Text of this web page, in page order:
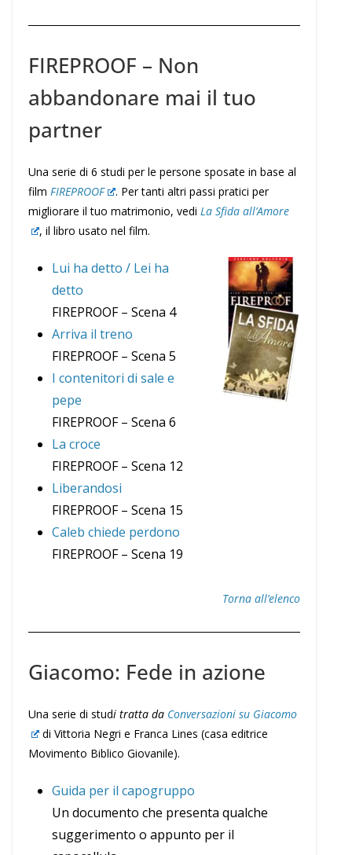
FIREPROOF – Non
abbandonare mai il tuo
partner
Una serie di 6 studi per le persone sposate in base al
film FIREPROOF
. Per tanti altri passi pratici per
migliorare il tuo matrimonio, vedi La Sfida all’Amore
, il libro usato nel film.
Lui ha detto / Lei ha
detto
FIREPROOF – Scena 4
Arriva il treno
FIREPROOF – Scena 5
I contenitori di sale e
pepe
FIREPROOF – Scena 6
La croce
FIREPROOF – Scena 12
Liberandosi
FIREPROOF – Scena 15
Caleb chiede perdono
FIREPROOF – Scena 19
Torna all’elenco
Giacomo: Fede in azione
Una serie di studi tratta da Conversazioni su Giacomo
di Vittoria Negri e Franca Lines (casa editrice
Movimento Biblico Giovanile).
Guida per il capogruppo
Un documento che presenta qualche
suggerimento o appunto per il